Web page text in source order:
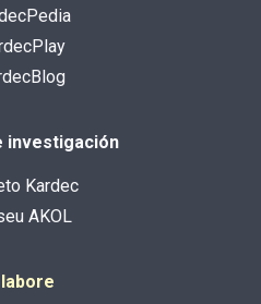
investigación
Kardec
AKOL